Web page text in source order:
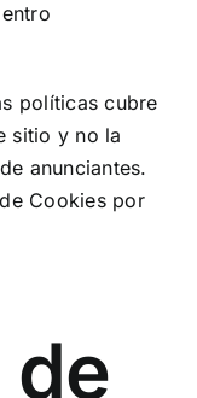
políticas cubre
sitio y no la
anunciantes.
Cookies por